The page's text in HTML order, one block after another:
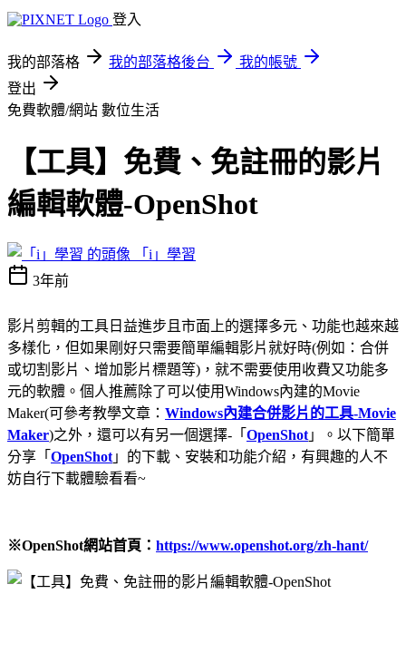
登入
我的部落格 我的部落格後台
我的帳號
登出
免費軟體/網站 數位生活
【工具】免費、免註冊的影片
編輯軟體-OpenShot
「i」學習
3年前
影片剪輯的工具日益進步且市面上的選擇多元、功能也越來越
多樣化，但如果剛好只需要簡單編輯影片就好時(例如：合併
或切割影片、增加影片標題等)，就不需要使用收費又功能多
元的軟體。個人推薦除了可以使用Windows內建的Movie
Maker(可參考教學文章： Windows內建合併影片的工具-Movie
Maker)之外，還可以有另一個選擇-「 OpenShot 」。以下簡單
分享「 OpenShot 」的下載、安裝和功能介紹，有興趣的人不
妨自行下載體驗看看~
※OpenShot網站首頁： https://www.openshot.org/zh-hant/